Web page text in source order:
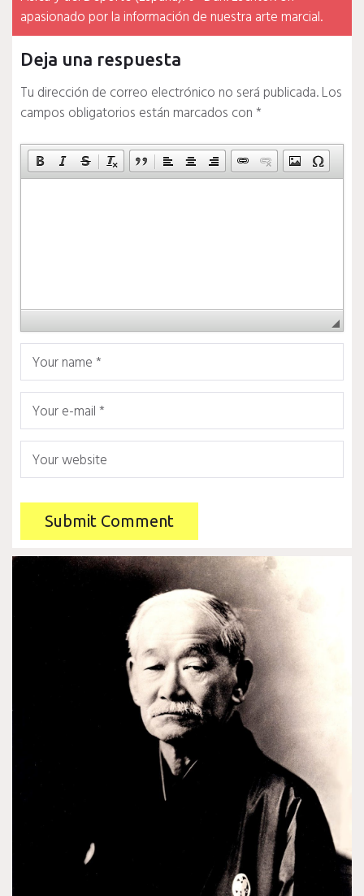
apasionado por la información de nuestra arte marcial.
Deja una respuesta
Tu dirección de correo electrónico no será publicada.Los
campos obligatorios están marcados con*